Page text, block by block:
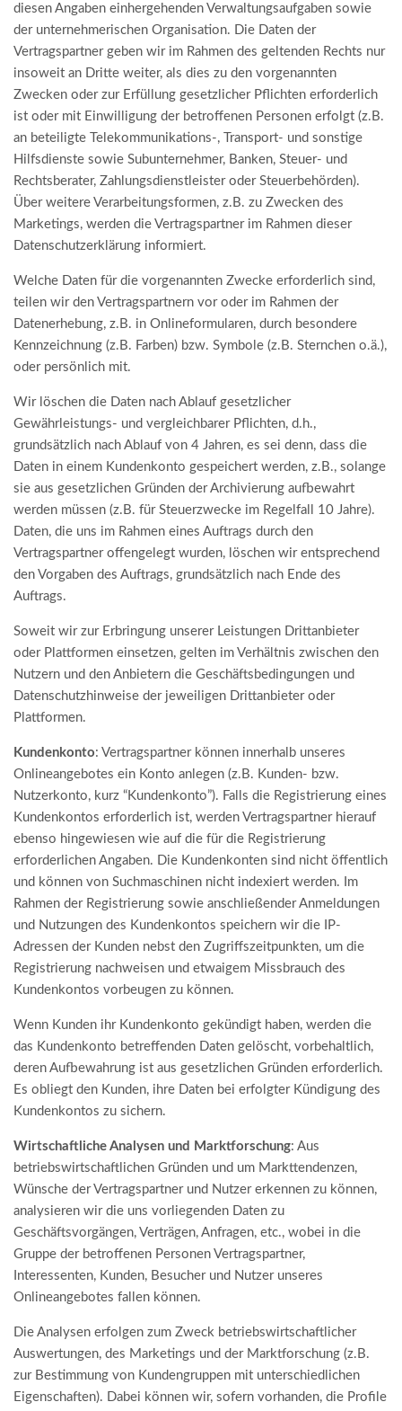
diesen Angaben einhergehenden Verwaltungsaufgaben sowie
der unternehmerischen Organisation. Die Daten der
Vertragspartner geben wir im Rahmen des geltenden Rechts nur
insoweit an Dritte weiter, als dies zu den vorgenannten
Zwecken oder zur Erfüllung gesetzlicher Pflichten erforderlich
ist oder mit Einwilligung der betroffenen Personen erfolgt (z.B.
an beteiligte Telekommunikations-, Transport- und sonstige
Hilfsdienste sowie Subunternehmer, Banken, Steuer- und
Rechtsberater, Zahlungsdienstleister oder Steuerbehörden).
Über weitere Verarbeitungsformen, z.B. zu Zwecken des
Marketings, werden die Vertragspartner im Rahmen dieser
Datenschutzerklärung informiert.
Welche Daten für die vorgenannten Zwecke erforderlich sind,
teilen wir den Vertragspartnern vor oder im Rahmen der
Datenerhebung, z.B. in Onlineformularen, durch besondere
Kennzeichnung (z.B. Farben) bzw. Symbole (z.B. Sternchen o.ä.),
oder persönlich mit.
Wir löschen die Daten nach Ablauf gesetzlicher
Gewährleistungs- und vergleichbarer Pflichten, d.h.,
grundsätzlich nach Ablauf von 4 Jahren, es sei denn, dass die
Daten in einem Kundenkonto gespeichert werden, z.B., solange
sie aus gesetzlichen Gründen der Archivierung aufbewahrt
werden müssen (z.B. für Steuerzwecke im Regelfall 10 Jahre).
Daten, die uns im Rahmen eines Auftrags durch den
Vertragspartner offengelegt wurden, löschen wir entsprechend
den Vorgaben des Auftrags, grundsätzlich nach Ende des
Auftrags.
Soweit wir zur Erbringung unserer Leistungen Drittanbieter
oder Plattformen einsetzen, gelten im Verhältnis zwischen den
Nutzern und den Anbietern die Geschäftsbedingungen und
Datenschutzhinweise der jeweiligen Drittanbieter oder
Plattformen.
Kundenkonto: Vertragspartner können innerhalb unseres
Onlineangebotes ein Konto anlegen (z.B. Kunden- bzw.
Nutzerkonto, kurz “Kundenkonto”). Falls die Registrierung eines
Kundenkontos erforderlich ist, werden Vertragspartner hierauf
ebenso hingewiesen wie auf die für die Registrierung
erforderlichen Angaben. Die Kundenkonten sind nicht öffentlich
und können von Suchmaschinen nicht indexiert werden. Im
Rahmen der Registrierung sowie anschließender Anmeldungen
und Nutzungen des Kundenkontos speichern wir die IP-
Adressen der Kunden nebst den Zugriffszeitpunkten, um die
Registrierung nachweisen und etwaigem Missbrauch des
Kundenkontos vorbeugen zu können.
Wenn Kunden ihr Kundenkonto gekündigt haben, werden die
das Kundenkonto betreffenden Daten gelöscht, vorbehaltlich,
deren Aufbewahrung ist aus gesetzlichen Gründen erforderlich.
Es obliegt den Kunden, ihre Daten bei erfolgter Kündigung des
Kundenkontos zu sichern.
Wirtschaftliche Analysen und Marktforschung: Aus
betriebswirtschaftlichen Gründen und um Markttendenzen,
Wünsche der Vertragspartner und Nutzer erkennen zu können,
analysieren wir die uns vorliegenden Daten zu
Geschäftsvorgängen, Verträgen, Anfragen, etc., wobei in die
Gruppe der betroffenen Personen Vertragspartner,
Interessenten, Kunden, Besucher und Nutzer unseres
Onlineangebotes fallen können.
Die Analysen erfolgen zum Zweck betriebswirtschaftlicher
Auswertungen, des Marketings und der Marktforschung (z.B.
zur Bestimmung von Kundengruppen mit unterschiedlichen
Eigenschaften). Dabei können wir, sofern vorhanden, die Profile